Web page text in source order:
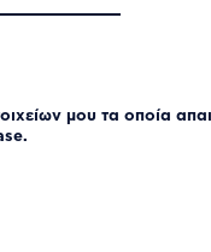
μου τα οποία